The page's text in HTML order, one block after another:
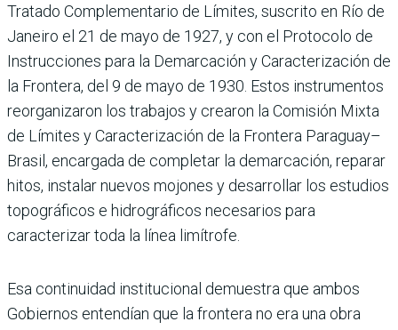
Tratado Complementario de Límites, suscrito en Río de
Janeiro el 21 de mayo de 1927, y con el Protocolo de
Instrucciones para la Demarcación y Caracterización de
la Frontera, del 9 de mayo de 1930. Estos instrumentos
reorganizaron los trabajos y crearon la Comisión Mixta
de Límites y Caracterización de la Frontera Paraguay–
Brasil, encargada de completar la demarcación, reparar
hitos, instalar nuevos mojones y desarrollar los estudios
topográficos e hidrográficos necesarios para
caracterizar toda la línea limítrofe.
Esa continuidad institucional demuestra que ambos
Gobiernos entendían que la frontera no era una obra